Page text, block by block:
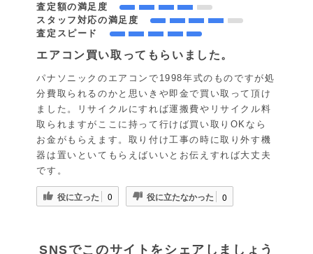
査定額の満足度
スタッフ対応の満足度
査定スピード
エアコン買い取ってもらいました。
パナソニックのエアコンで1998年式のものですが処
分費取られるのかと思いきや即金で買い取って頂け
ました。リサイクルにすれば運搬費やリサイクル料
取られますがここに持って行けば買い取りOKなら
お金がもらえます。取り付け工事の時に取り外す機
器は置いといてもらえばいいとお伝えすれば大丈夫
です。
役に立った 0 役に立たなかった 0
SNSでこのサイトをシェアしましょう